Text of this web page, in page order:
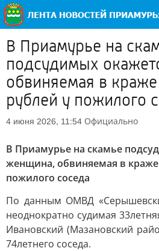
В Приамурье на
подсудимых
обвиняемая в
рублей у пожилого
4 июня 2026, 11:54 Официально
В Приамурье на скамье
женщина, обвиняемая в краже
пожилого соседа
По данным ОМВД
неоднократно судимая
Ивановский (Мазановский
74летнего соседа.